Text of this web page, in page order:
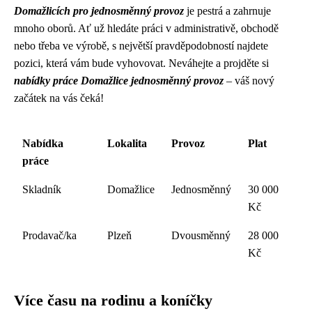
Domažlicích pro jednosměnný provoz je pestrá a zahrnuje
mnoho oborů. Ať už hledáte práci v administrativě, obchodě
nebo třeba ve výrobě, s největší pravděpodobností najdete
pozici, která vám bude vyhovovat. Neváhejte a projděte si
nabídky práce Domažlice jednosměnný provoz – váš nový
začátek na vás čeká!
Nabídka
práce
Lokalita Provoz Plat
Skladník Domažlice Jednosměnný
30 000
Kč
Prodavač/ka Plzeň Dvousměnný
28 000
Kč
Více času na rodinu a koníčky